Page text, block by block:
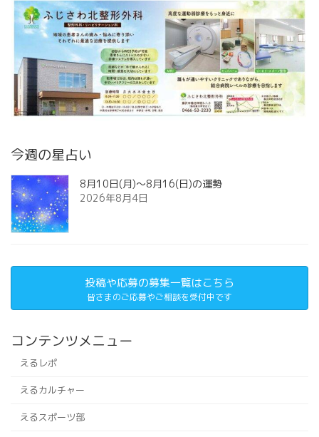
今週の星占い
8月10日(月)～8月16(日)の運勢
2026年8月4日
投稿や応募の募集一覧はこちら
皆さまのご応募やご相談を受付中です
コンテンツメニュー
えるレポ
えるカルチャー
えるスポーツ部